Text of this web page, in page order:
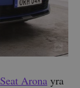
Seat Arona yra